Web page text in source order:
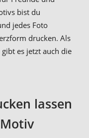
bist du
jedes Foto
drucken. Als
gibt es jetzt auch die
lassen